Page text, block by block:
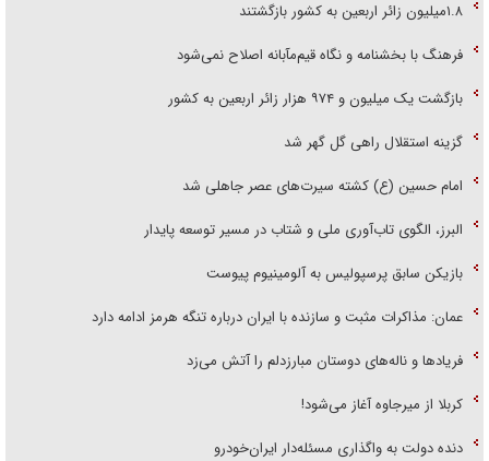
۱.۸میلیون زائر اربعین به کشور بازگشتند
فرهنگ با بخشنامه و نگاه قیم‌مآبانه اصلاح نمی‌شود
بازگشت یک میلیون و ۹۷۴ هزار زائر اربعین به کشور
گزینه استقلال راهی گل گهر شد
امام حسین (ع) کشته سیرت‌های عصر جاهلی شد
البرز، الگوی تاب‌آوری ملی و شتاب در مسیر توسعه پایدار
بازیکن سابق پرسپولیس به آلومینیوم پیوست
عمان: مذاکرات مثبت و سازنده با ایران درباره تنگه هرمز ادامه دارد
فریاد‌ها و ناله‌های دوستان مبارزدلم را آتش می‌زد
کربلا از میرجاوه آغاز می‌شود!
دنده دولت به واگذاری مسئله‌دار ایران‌خودرو